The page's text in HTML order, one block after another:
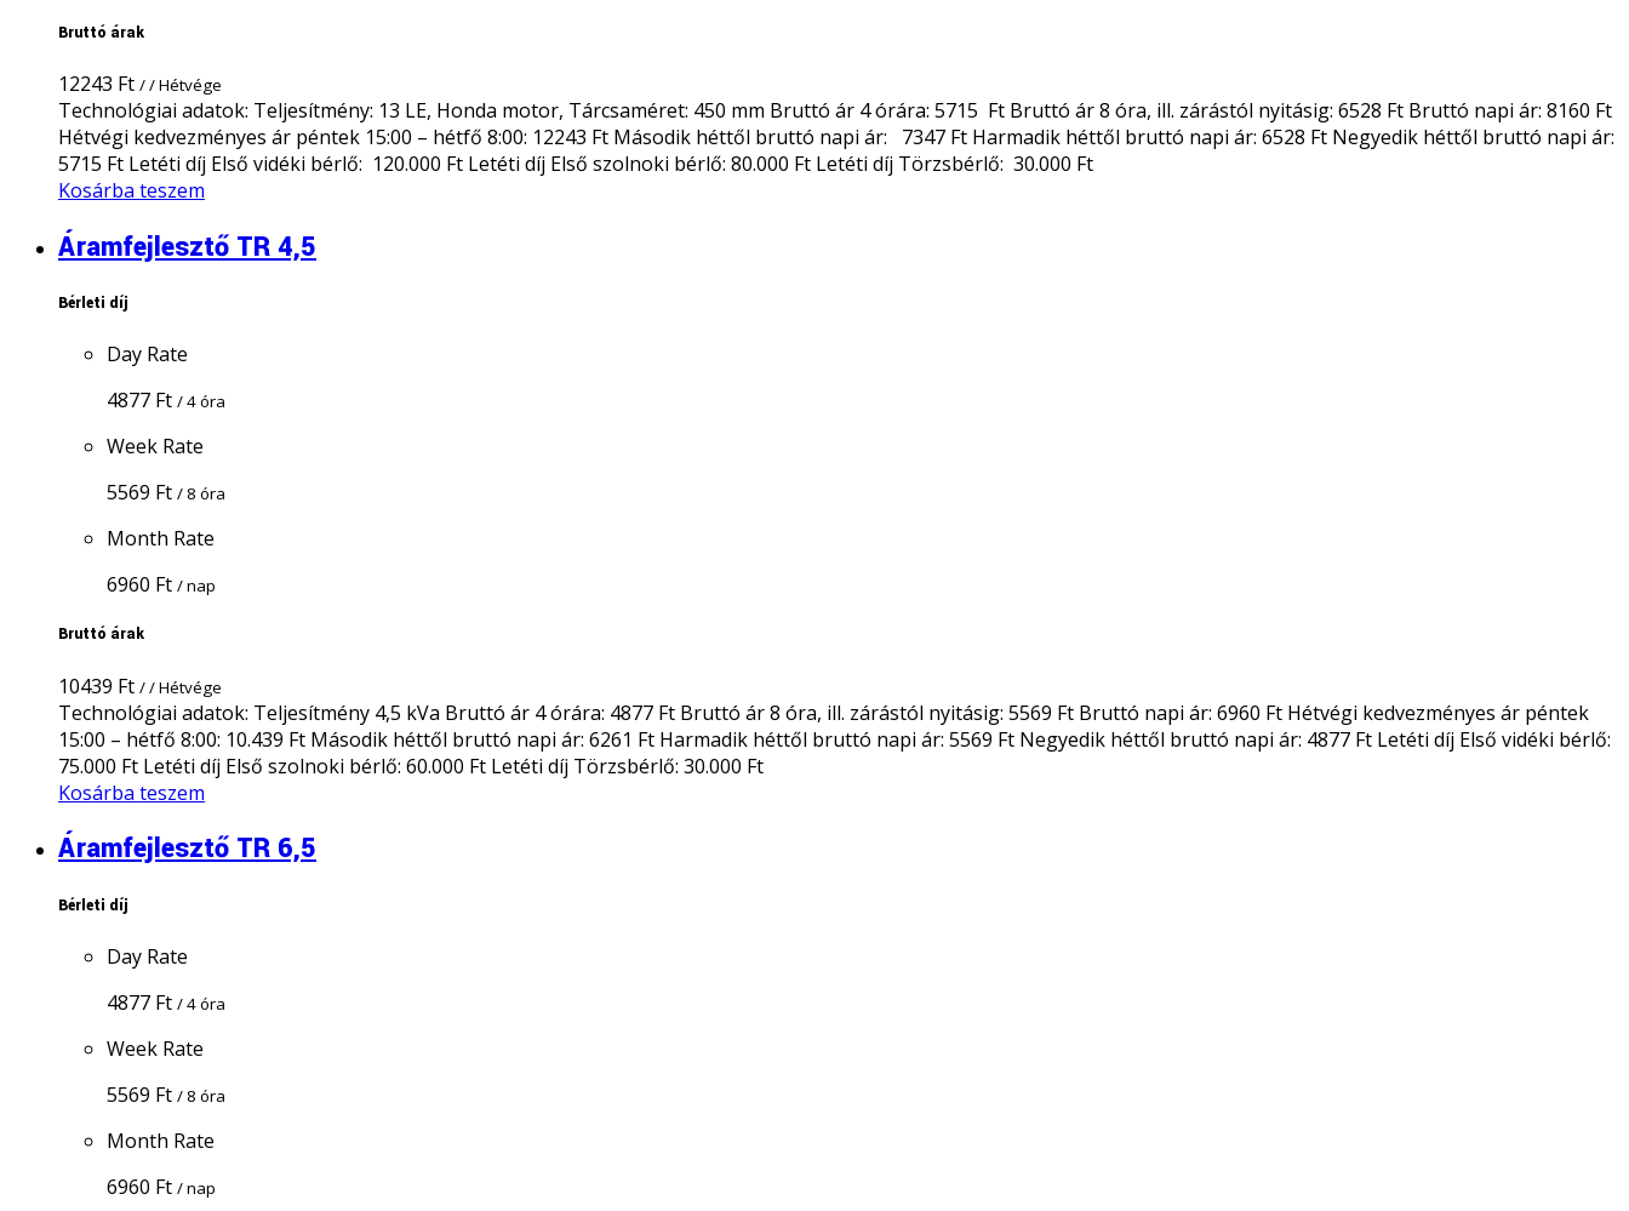
Bruttó árak
12243 Ft / / Hétvége
Technológiai adatok: Teljesítmény: 13 LE, Honda motor, Tárcsaméret: 450 mm Bruttó ár 4 órára: 5715 Ft Bruttó ár 8 óra, ill. zárástól nyitásig: 6528 Ft Bruttó napi ár: 8160 Ft
Hétvégi kedvezményes ár péntek 15:00 – hétfő 8:00: 12243 Ft Második héttől bruttó napi ár: 7347 Ft Harmadik héttől bruttó napi ár: 6528 Ft Negyedik héttől bruttó napi ár:
5715 Ft Letéti díj Első vidéki bérlő: 120.000 Ft Letéti díj Első szolnoki bérlő: 80.000 Ft Letéti díj Törzsbérlő: 30.000 Ft
Kosárba teszem
Áramfejlesztő TR 4,5
Bérleti díj
Day Rate
4877 Ft / 4 óra
Week Rate
5569 Ft / 8 óra
Month Rate
6960 Ft / nap
Bruttó árak
10439 Ft / / Hétvége
Technológiai adatok: Teljesítmény 4,5 kVa Bruttó ár 4 órára: 4877 Ft Bruttó ár 8 óra, ill. zárástól nyitásig: 5569 Ft Bruttó napi ár: 6960 Ft Hétvégi kedvezményes ár péntek
15:00 – hétfő 8:00: 10.439 Ft Második héttől bruttó napi ár: 6261 Ft Harmadik héttől bruttó napi ár: 5569 Ft Negyedik héttől bruttó napi ár: 4877 Ft Letéti díj Első vidéki bérlő:
75.000 Ft Letéti díj Első szolnoki bérlő: 60.000 Ft Letéti díj Törzsbérlő: 30.000 Ft
Kosárba teszem
Áramfejlesztő TR 6,5
Bérleti díj
Day Rate
4877 Ft / 4 óra
Week Rate
5569 Ft / 8 óra
Month Rate
6960 Ft / nap